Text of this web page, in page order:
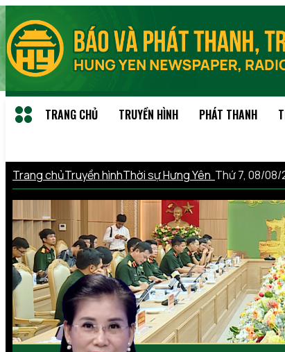
TRANG CHỦ TRUYỀN HÌNH PHÁT THANH
Trang chủTruyền hìnhThời sự Hưng Yên Thứ 7, 08/08/